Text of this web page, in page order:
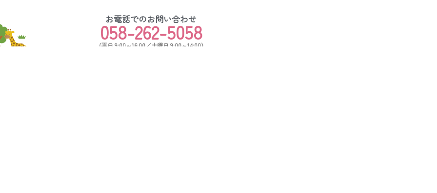
お電話でのお問い合わせ
058-262-5058
（平日 9:00～16:00／土曜日 9:00～14:00）